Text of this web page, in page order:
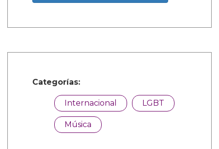
Categorías:
Internacional LGBT
Música